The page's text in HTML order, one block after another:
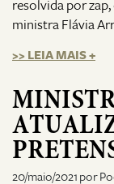
resolvida por
ministra Flávia
>> LEIA MAIS +
20/maio/2021 por